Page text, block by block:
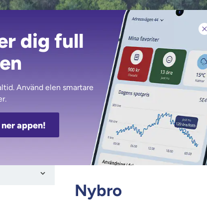
Nybro
dig full
Använd elen smartare
appen!